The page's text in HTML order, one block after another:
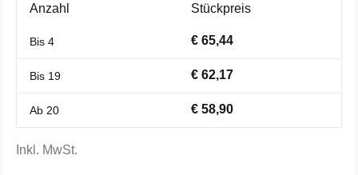
Anzahl Stückpreis
Bis 4 € 65,44
Bis 19 € 62,17
Ab 20 € 58,90
Inkl. MwSt.